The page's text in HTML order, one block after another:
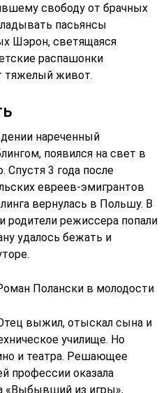
свободу от брачных
пасьянсы
Шэрон, светящаяся
распашонки
тяжелый живот.
нареченный
появился на свет в
Спустя 3 года после
евреев-эмигрантов
вернулась в Польшу. В
родители режиссера попали
удалось бежать и
Полански в молодости
выжил, отыскал сына и
училище. Но
и театра. Решающее
профессии оказала
«Выбывший из игры»,